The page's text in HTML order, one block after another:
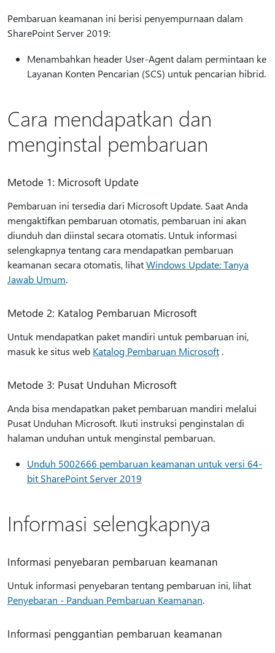
Pembaruan keamanan ini berisi penyempurnaan dalam
SharePoint Server 2019:
Menambahkan header User-Agent dalam permintaan ke
Layanan Konten Pencarian (SCS) untuk pencarian hibrid.
Cara mendapatkan dan
menginstal pembaruan
Metode 1: Microsoft Update
Pembaruan ini tersedia dari Microsoft Update. Saat Anda
mengaktifkan pembaruan otomatis, pembaruan ini akan
diunduh dan diinstal secara otomatis. Untuk informasi
selengkapnya tentang cara mendapatkan pembaruan
keamanan secara otomatis, lihatWindows Update: Tanya
Jawab Umum.
Metode 2: Katalog Pembaruan Microsoft
Untuk mendapatkan paket mandiri untuk pembaruan ini,
masuk ke situs web Katalog Pembaruan Microsoft .
Metode 3: Pusat Unduhan Microsoft
Anda bisa mendapatkan paket pembaruan mandiri melalui
Pusat Unduhan Microsoft. Ikuti instruksi penginstalan di
halaman unduhan untuk menginstal pembaruan.
Unduh 5002666 pembaruan keamanan untuk versi 64-
bit SharePoint Server 2019
Informasi selengkapnya
Informasi penyebaran pembaruan keamanan
Untuk informasi penyebaran tentang pembaruan ini, lihat
Penyebaran - Panduan Pembaruan Keamanan.
Informasi penggantian pembaruan keamanan